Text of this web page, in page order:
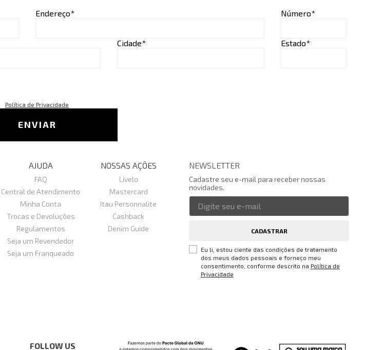
Endereço* Número*
Cidade* Estado*
Política de Privacidade
ENVIAR
AJUDA
FAQ
Central de Atendimento
Minha Conta
Trocas e Devoluções
Regulamentos
Seja um Revendedor
Seja um Franqueado
NOSSAS AÇÕES
Livelo
Mastercard
Itau Personnalite
Cashback
Denim Guide
NEWSLETTER
Cadastre seu e-mail para receber nossas
novidades.
CADASTRAR
Eu li, estou ciente das condições de tratamento
dos meus dados pessoais e forneço meu
consentimento, conforme descrito na Política de
Privacidade
FOLLOW US